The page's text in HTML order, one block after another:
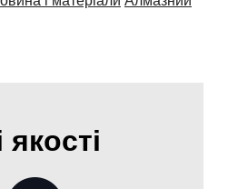
якості